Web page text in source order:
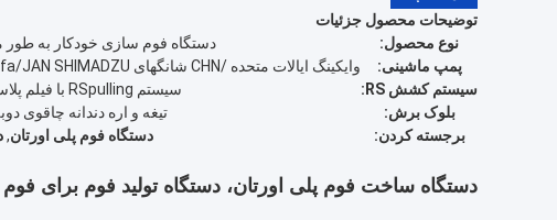
توضیحات محصول جزئیات
نوع محصول:
دستگاه فوم سازی خودکار به طور
پمپ ماشینی:
وایکینگ ایالات متحده /CHN شانگهای hangfa/JAN SHIMADZU
سیستم کشش RS:
سیستم RSpulling با فیلم پلاستیکی
بلوک برش:
تیغه و اره دندانه چاقوی
برجسته کردن:
دستگاه فوم پلی اورتان,
دستگاه ساخت فوم پلی اورتان، دستگاه تولید فوم برای فوم